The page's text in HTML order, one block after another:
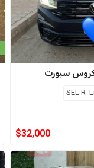
سبورت
SEL R-
$32,000